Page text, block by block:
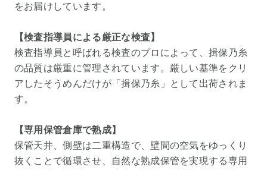
をお届けしています。
【検査指導員による厳正な検査】
検査指導員と呼ばれる検査のプロによって、揖保乃糸
の品質は厳重に管理されています。厳しい基準をクリ
アしたそうめんだけが「揖保乃糸」として出荷されま
す。
【専用保管倉庫で熟成】
保管天井、側壁は二重構造で、壁間の空気をゆっくり
抜くことで循環させ、自然な熟成保管を実現する専用